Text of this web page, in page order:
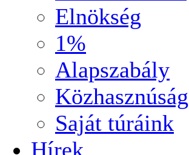
Elnökség
1%
Alapszabály
Közhasznúság
Saját túráink
Hírek